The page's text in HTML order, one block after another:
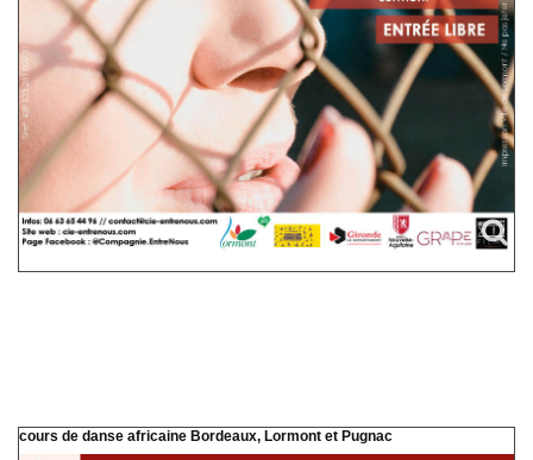
cours de danse africaine Bordeaux, Lormont et Pugnac